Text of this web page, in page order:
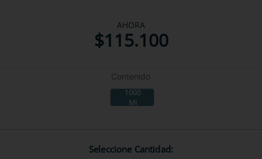
AHORA
$115.100
Contenido
1000
Ml
Seleccione Cantidad